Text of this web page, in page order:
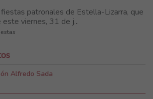
patronales de Estella-Lizarra, que
viernes, 31 de j...
Alfredo Sada